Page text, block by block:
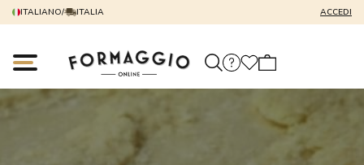
ITALIANO/ ITALIA ACCEDI